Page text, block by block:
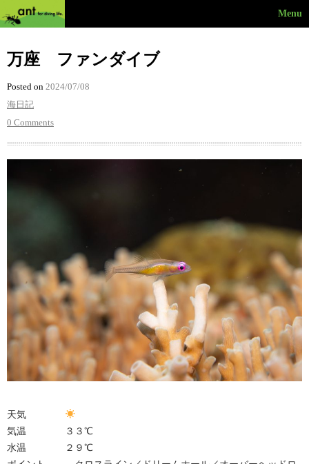
Menu
万座 ファンダイブ
Posted on 2024/07/08
海日記
0 Comments
天気
気温 ３３℃
水温 ２９℃